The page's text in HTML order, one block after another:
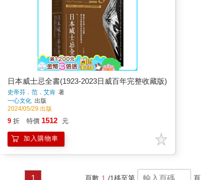
日本威士忌全書(1923-2023日威百年完整收藏版)
史帝芬．范．艾肯 著
一心文化 出版
2024/05/29 出版
9 折 特價 1512 元
加入購物車
1 頁數 1 /1移至第 頁